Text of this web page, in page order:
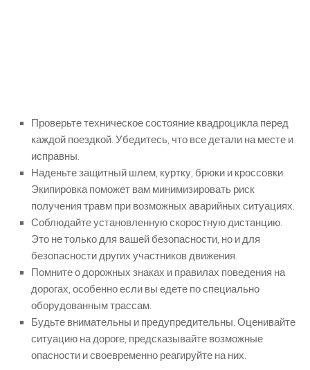
Проверьте техническое состояние квадроцикла перед
каждой поездкой. Убедитесь, что все детали на месте и
исправны.
Наденьте защитный шлем, куртку, брюки и кроссовки.
Экипировка поможет вам минимизировать риск
получения травм при возможных аварийных ситуациях.
Соблюдайте установленную скоростную дистанцию.
Это не только для вашей безопасности, но и для
безопасности других участников движения.
Помните о дорожных знаках и правилах поведения на
дорогах, особенно если вы едете по специально
оборудованным трассам.
Будьте внимательны и предупредительны. Оценивайте
ситуацию на дороге, предсказывайте возможные
опасности и своевременно реагируйте на них.